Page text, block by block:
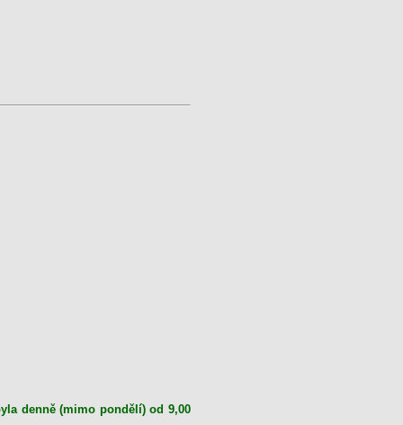
denně (mimo pondělí) od 9,00